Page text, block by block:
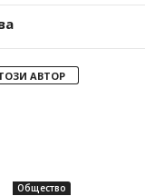
АВТОР
Общество